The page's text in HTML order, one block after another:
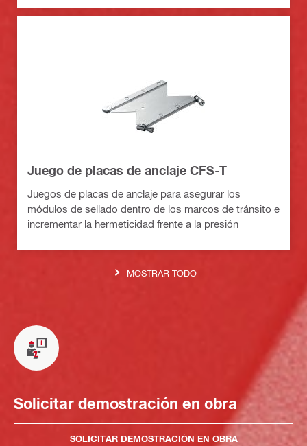
Juego de placas de anclaje CFS-T
Juegos de placas de anclaje para asegurar los
módulos de sellado dentro de los marcos de tránsito e
incrementar la hermeticidad frente a la presión
MOSTRAR TODO
Solicitar demostración en obra
SOLICITAR DEMOSTRACIÓN EN OBRA